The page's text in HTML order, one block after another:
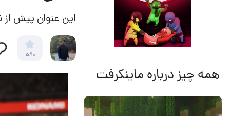
همه چیز درباره ماینکرفت
این عنوان پیش از
0/10